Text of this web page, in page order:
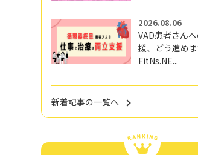
2026.08.06
VAD患者さん
援、どう進めま
FitNs.NE...
新着記事の一覧へ